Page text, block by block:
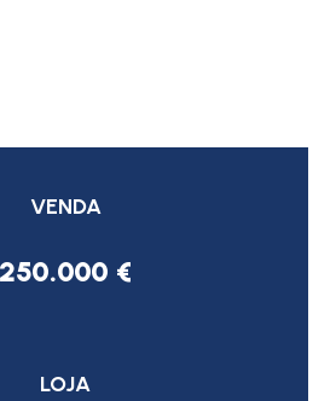
VENDA
250.000 €
LOJA